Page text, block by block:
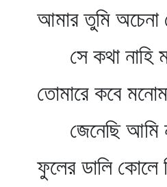
আমার তুমি অচেনা
সে কথা নাহি
তোমারে কবে
জেনেছি আমি না
ফুলের ডালি কোলে